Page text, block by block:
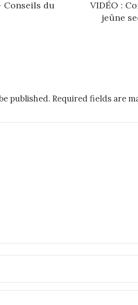
Conseils du
VIDÉO :
jeûne
published. Required fields are